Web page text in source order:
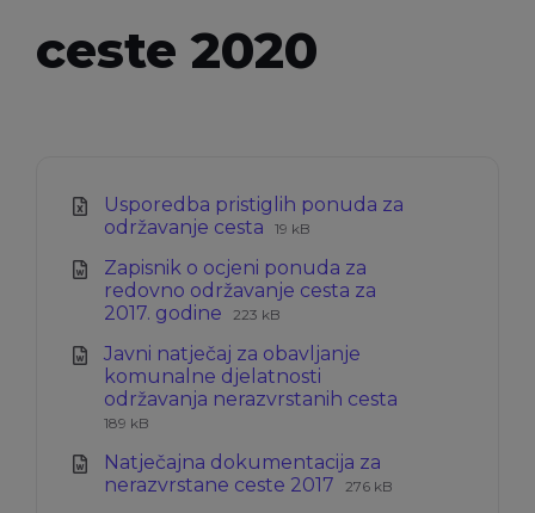
ceste 2020
Usporedba pristiglih ponuda za
održavanje cesta Ekstenzija
xlsx
Veličina
19 kB
Zapisnik o ocjeni ponuda za
redovno održavanje cesta za
2017. godine Ekstenzija
doc
Veličina
223 kB
Javni natječaj za obavljanje
komunalne djelatnosti
održavanja nerazvrstanih cesta
189 kB
Natječajna dokumentacija za
nerazvrstane ceste 2017 Ekstenzija
Veličina
276 kB